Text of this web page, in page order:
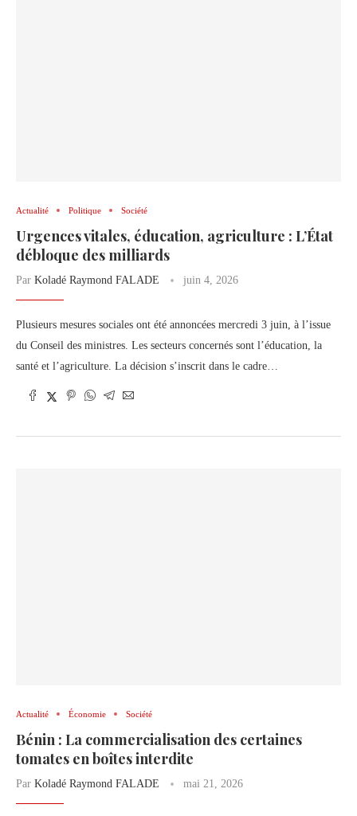
Actualité Politique Société
Urgences vitales, éducation, agriculture : L’État
débloque des milliards
Par Koladé Raymond FALADE juin 4, 2026
Plusieurs mesures sociales ont été annoncées mercredi 3 juin, à l’issue
du Conseil des ministres. Les secteurs concernés sont l’éducation, la
santé et l’agriculture. La décision s’inscrit dans le cadre…
Actualité Économie Société
Bénin : La commercialisation des certaines
tomates en boîtes interdite
Par Koladé Raymond FALADE mai 21, 2026